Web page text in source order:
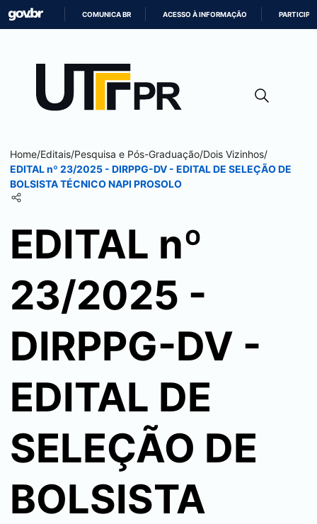
CONTEÚDO
COMUNICA BR ACESSO À INFORMAÇÃO PARTICIPE
Home/Editais/Pesquisa e Pós-Graduação/Dois Vizinhos/
EDITAL nº 23/2025 - DIRPPG-DV - EDITAL DE SELEÇÃO DE
BOLSISTA TÉCNICO NAPI PROSOLO
EDITAL nº
23/2025 -
DIRPPG-DV -
EDITAL DE
SELEÇÃO DE
BOLSISTA